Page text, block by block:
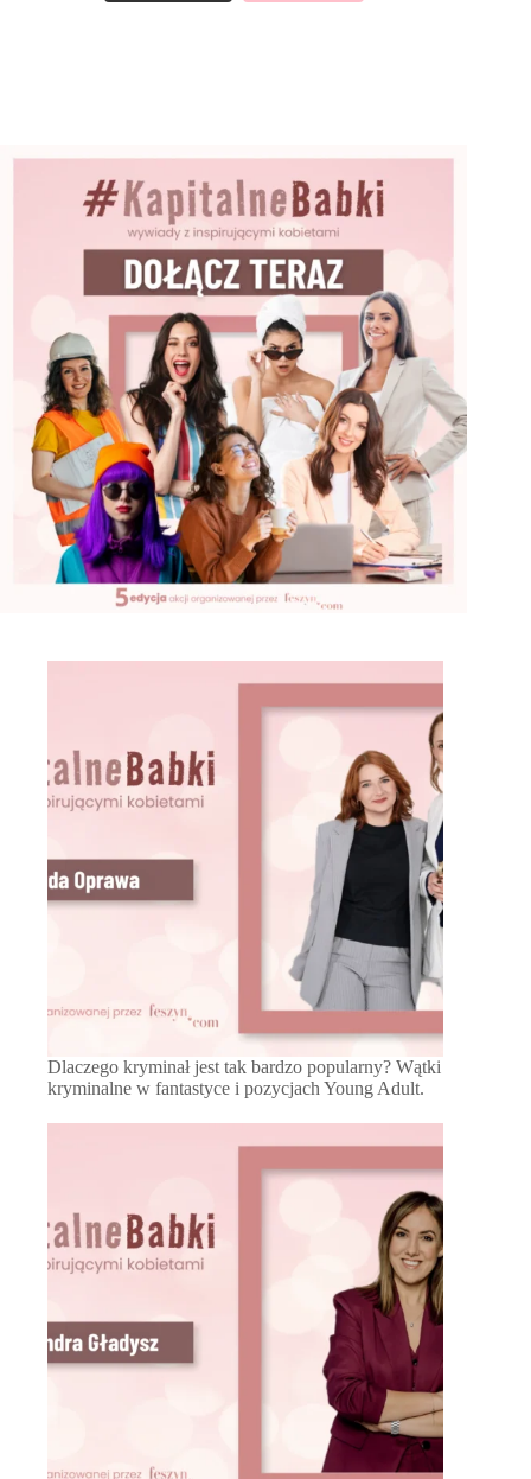
Dlaczego kryminał jest tak bardzo popularny? Wątki
kryminalne w fantastyce i pozycjach Young Adult.